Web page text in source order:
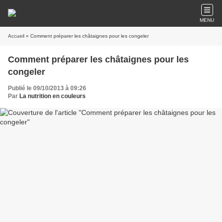
MENU
Accueil » Comment préparer les châtaignes pour les congeler
Comment préparer les châtaignes pour les
congeler
Publié le 09/10/2013 à 09:26
Par La nutrition en couleurs